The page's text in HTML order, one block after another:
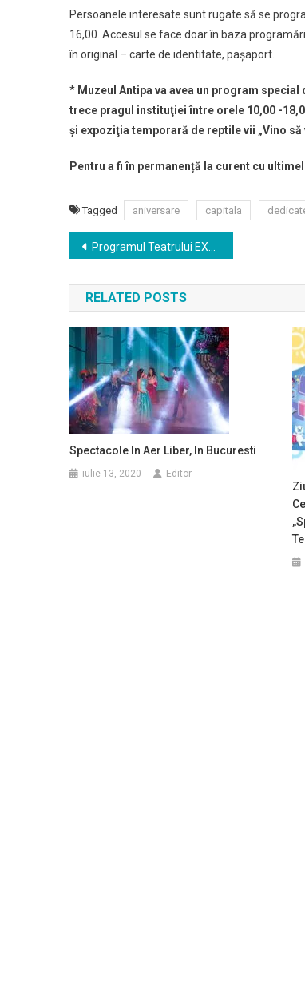
Persoanele interesate sunt rugate să se
16,00. Accesul se face doar în baza
în original – carte de identitate, paşaport.
* Muzeul Antipa va avea un program
trece pragul instituţiei între orele 10,00 -
şi expoziţia temporară de reptile vii „Vino
Pentru a fi în permanență la curent cu
Tagged aniversare capitala
Navigare
în
articole
Programul Teatrului EXCELSIOR | FEBRUARIE 2020
RELATED POSTS
Spectacole In Aer Liber, In Bucuresti
iulie 13, 2020 Editor